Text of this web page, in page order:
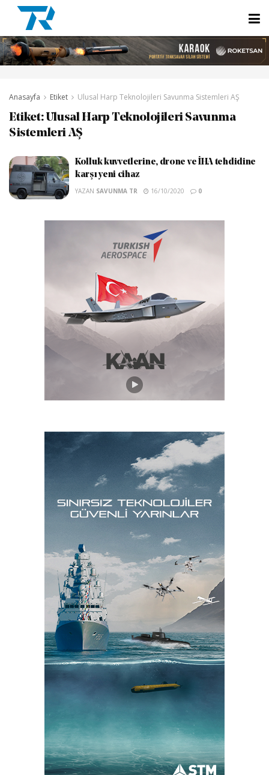
Anasayfa Etiket Ulusal Harp Teknolojileri Savunma Sistemleri AŞ
Etiket: Ulusal Harp Teknolojileri Savunma
Sistemleri AŞ
Kolluk kuvvetlerine, drone ve İHA tehdidine
karşı yeni cihaz
YAZAN SAVUNMA TR 16/10/2020 0